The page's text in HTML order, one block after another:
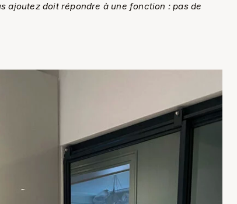
ajoutez doit répondre à une fonction : pas de